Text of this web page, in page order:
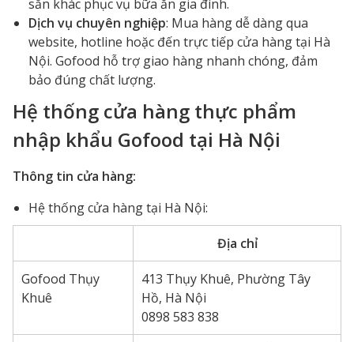
sẵn khác phục vụ bữa ăn gia đình.
Dịch vụ chuyên nghiệp: Mua hàng dễ dàng qua
website, hotline hoặc đến trực tiếp cửa hàng tại Hà
Nội. Gofood hỗ trợ giao hàng nhanh chóng, đảm
bảo đúng chất lượng.
Hệ thống cửa hàng thực phẩm
nhập khẩu Gofood tại Hà Nội
Thông tin cửa hàng:
Hệ thống cửa hàng tại Hà Nội:
Địa chỉ
Gofood Thụy
Khuê
413 Thụy Khuê, Phường Tây
Hồ, Hà Nội
0898 583 838